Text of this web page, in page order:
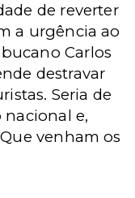
de reverter
a urgência ao
Carlos
destravar
Seria de
e,
venham os